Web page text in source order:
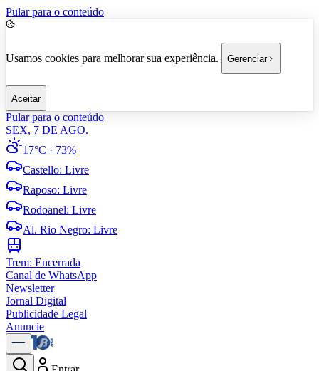
Pular para o conteúdo
Usamos cookies para melhorar sua experiência. Gerenciar
Aceitar
Pular para o conteúdo
SEX, 7 DE AGO.
17°C · 73%
Castello: Livre
Raposo: Livre
Rodoanel: Livre
Al. Rio Negro: Livre
Trem: Encerrada
Canal de WhatsApp
Newsletter
Jornal Digital
Publicidade Legal
Anuncie